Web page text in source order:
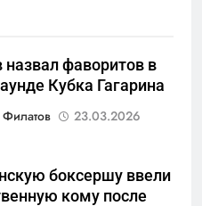
назвал фаворитов в
Кубка Гагарина
23.03.2026
боксершу ввели
кому после
от помощи:
«умывают
после ударов по
И ОБЛАСТЬ